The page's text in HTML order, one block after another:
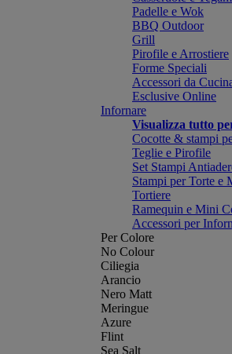
Padelle e Wok
BBQ Outdoor
Grill
Pirofile e Arrostiere
Forme Speciali
Accessori da
Esclusive Online
Infornare
Visualizza tutto
Cocotte & stampi
Teglie e Pirofile
Set Stampi
Stampi per Torte e
Tortiere
Ramequin e Mini
Accessori per
Per Colore
No Colour
Ciliegia
Arancio
Nero Matt
Meringue
Azure
Flint
Sea Salt